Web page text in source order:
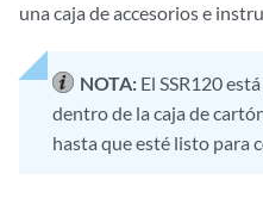
una caja de accesorios e
NOTA: El SSR120
dentro de la caja de
hasta que esté listo para